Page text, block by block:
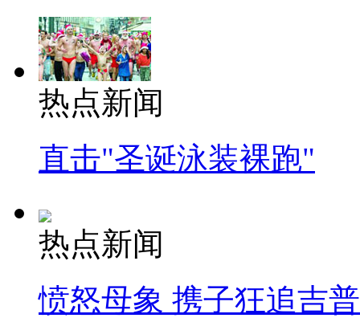
热点新闻
直击"圣诞泳装裸跑"
热点新闻
愤怒母象 携子狂追吉